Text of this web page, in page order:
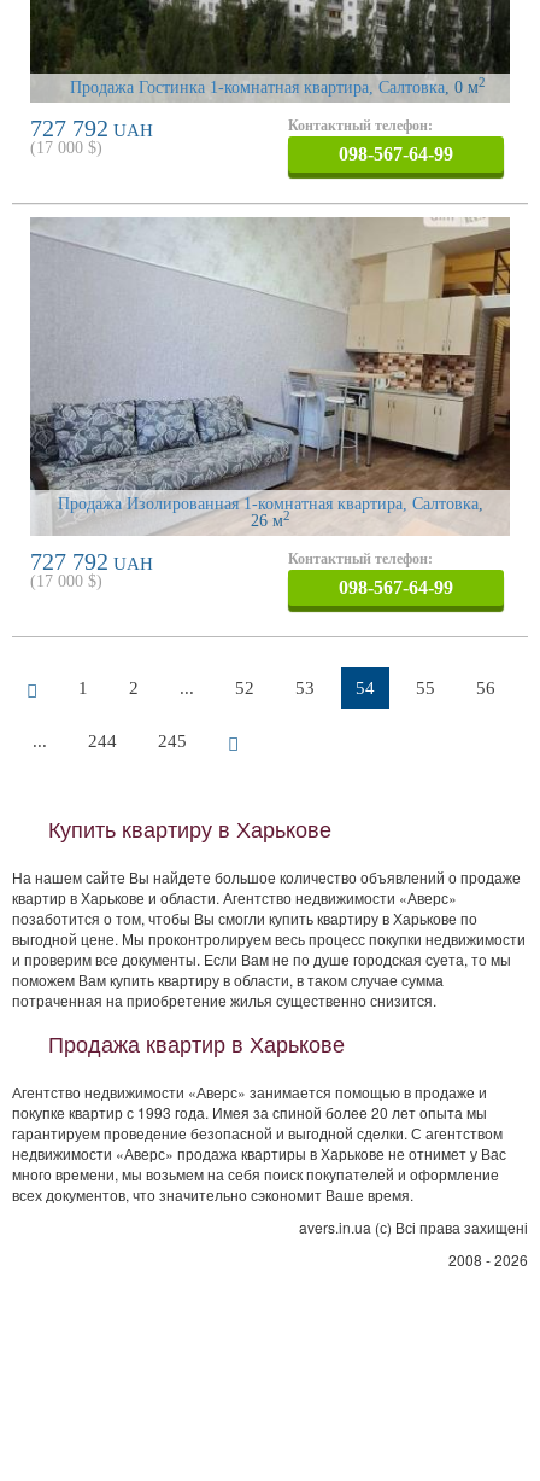
Продажа Гостинка 1-комнатная квартира, Салтовка, 0 м2
727 792 UAH
(17 000 $)
Контактный телефон:
098-567-64-99
Продажа Изолированная 1-комнатная квартира, Салтовка,
26 м2
727 792 UAH
(17 000 $)
Контактный телефон:
098-567-64-99
1 2 ... 52 53 54 55 56
... 244 245
Купить квартиру в Харькове
На нашем сайте Вы найдете большое количество объявлений о продаже
квартир в Харькове и области. Агентство недвижимости «Аверс»
позаботится о том, чтобы Вы смогли купить квартиру в Харькове по
выгодной цене. Мы проконтролируем весь процесс покупки недвижимости
и проверим все документы. Если Вам не по душе городская суета, то мы
поможем Вам купить квартиру в области, в таком случае сумма
потраченная на приобретение жилья существенно снизится.
Продажа квартир в Харькове
Агентство недвижимости «Аверс» занимается помощью в продаже и
покупке квартир с 1993 года. Имея за спиной более 20 лет опыта мы
гарантируем проведение безопасной и выгодной сделки. С агентством
недвижимости «Аверс» продажа квартиры в Харькове не отнимет у Вас
много времени, мы возьмем на себя поиск покупателей и оформление
всех документов, что значительно сэкономит Ваше время.
avers.in.ua (с) Всі права захищені
2008 - 2026